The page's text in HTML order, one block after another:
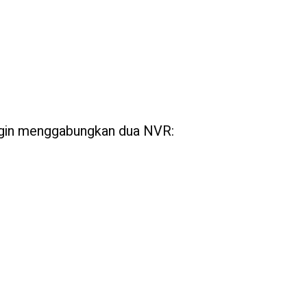
menggabungkan dua NVR: